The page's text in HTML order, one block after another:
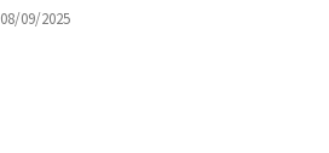
08/09/2025